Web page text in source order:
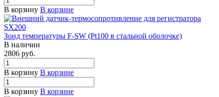
В корзину В корзине
Зонд температуры F-SW (Pt100 в стальной оболочке)
В наличии
2806 руб.
В корзину В корзине
В корзину В корзине